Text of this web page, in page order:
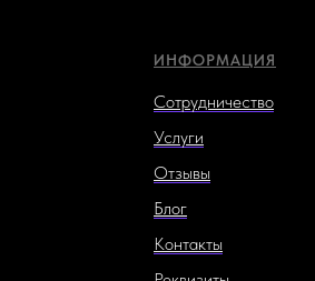
ИНФОРМАЦИЯ
Сотрудничество
Услуги
Отзывы
Блог
Контакты